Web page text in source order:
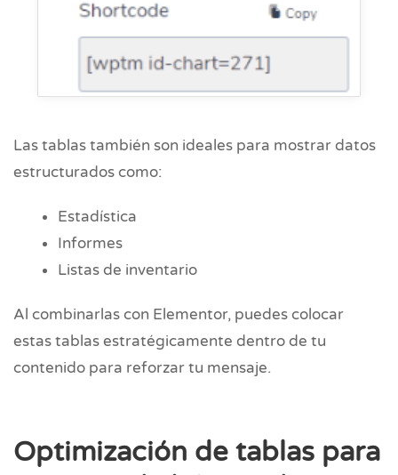
Las tablas también son ideales para mostrar datos
estructurados como:
Estadística
Informes
Listas de inventario
Al combinarlas con Elementor, puedes colocar
estas tablas estratégicamente dentro de tu
contenido para reforzar tu mensaje.
Optimización de tablas para